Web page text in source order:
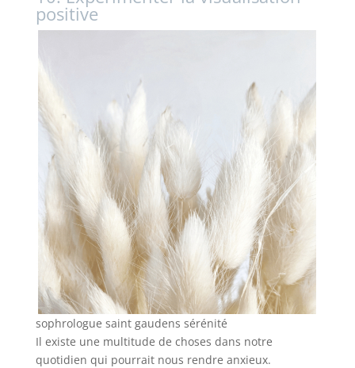
positive
sophrologue saint gaudens sérénité
Il existe une multitude de choses dans notre
quotidien qui pourrait nous rendre anxieux.